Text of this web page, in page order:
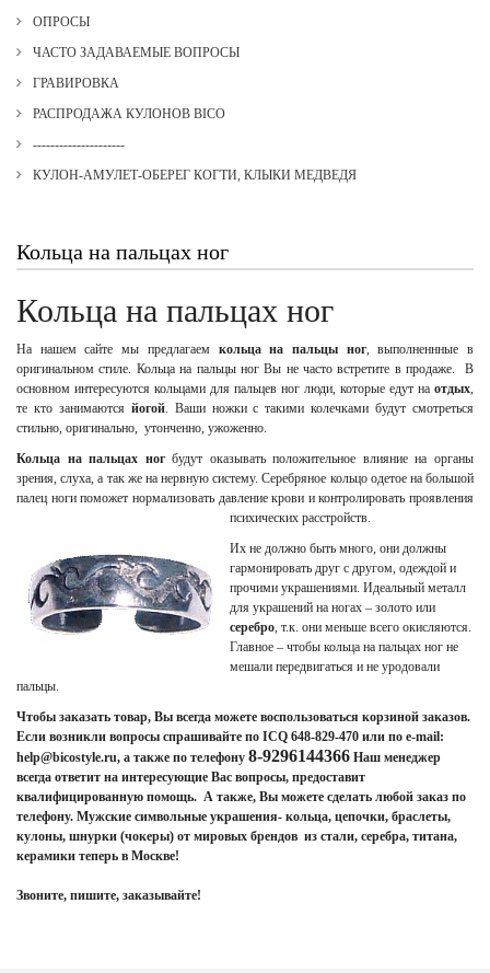
ОПРОСЫ
ЧАСТО ЗАДАВАЕМЫЕ ВОПРОСЫ
ГРАВИРОВКА
РАСПРОДАЖА КУЛОНОВ BICO
---------------------
КУЛОН-АМУЛЕТ-ОБЕРЕГ КОГТИ, КЛЫКИ МЕДВЕДЯ
Кольца на пальцах ног
Кольца на пальцах ног
На нашем сайте мы предлагаем кольца на пальцы ног, выполненнные в
оригинальном стиле. Кольца на пальцы ног Вы не часто встретите в продаже. В
основном интересуются кольцами для пальцев ног люди, которые едут на отдых,
те кто занимаютсяйогой. Ваши ножки с такими колечками будут смотреться
стильно, оригинально, утонченно, ужоженно.
Кольца на пальцах ногбудут оказывать положительное влияние на органы
зрения, слуха, а так же на нервную систему. Серебряное кольцо одетое на большой
палец ноги поможет нормализовать давление крови и контролировать проявления
психических расстройств.
Их не должно быть много, они должны
гармонировать друг с другом, одеждой и
прочими украшениями. Идеальный металл
для украшений на ногах – золото или
серебро, т.к. они меньше всего окисляются.
Главное – чтобы кольца на пальцах ног не
мешали передвигаться и не уродовали
пальцы.
Чтобы заказать товар, Вы всегда можете воспользоваться корзиной заказов.
Если возникли вопросы спрашивайте по ICQ 648-829-470 или по e-mail:
help@bicostyle.ru, а также по телефону 8-9296144366 Наш менеджер
всегда ответит на интересующие Вас вопросы, предоставит
квалифицированную помощь. А также, Вы можете сделать любой заказ по
телефону. Мужские символьные украшения- кольца, цепочки, браслеты,
кулоны, шнурки (чокеры) от мировых брендов из стали, серебра, титана,
керамики теперь в Москве!
Звоните, пишите, заказывайте!